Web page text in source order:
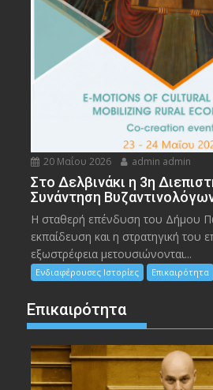
20 Μαΐου 2026 admin admin
Στο Δελβινάκι η 3η
Συνάντηση
Η σταθερή επένδυση του Δήμου
εκπαίδευση και η στρατηγική του
εξωστρέφεια μετουσιώνονται...
Ενδιαφέρουσες Ιστορίες Επικαιρότητα
Επικαιρότητα